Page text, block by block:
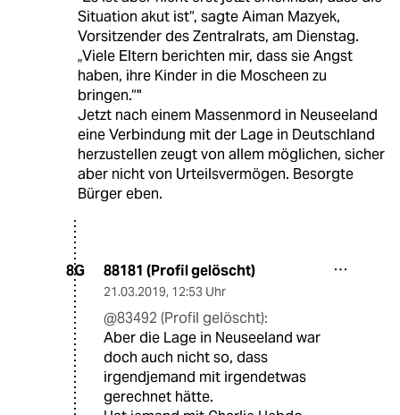
Situation akut ist“, sagte Aiman Mazyek,
Vorsitzender des Zentralrats, am Dienstag.
„Viele Eltern berichten mir, dass sie Angst
haben, ihre Kinder in die Moscheen zu
bringen.“"
Jetzt nach einem Massenmord in Neuseeland
eine Verbindung mit der Lage in Deutschland
herzustellen zeugt von allem möglichen, sicher
aber nicht von Urteilsvermögen. Besorgte
Bürger eben.
8G 88181 (Profil gelöscht)
21.03.2019, 12:53 Uhr
@83492 (Profil gelöscht):
Aber die Lage in Neuseeland war
doch auch nicht so, dass
irgendjemand mit irgendetwas
gerechnet hätte.